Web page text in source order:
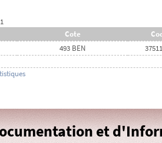
Cote
493 BEN
et